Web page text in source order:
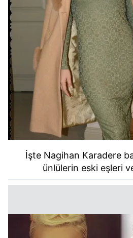
İşte Nagihan Karadere
ünlülerin eski eşleri